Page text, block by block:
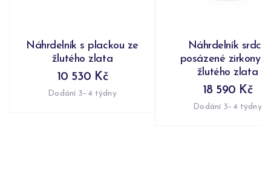
Náhrdelník s plackou ze
žlutého zlata
10 530 Kč
Dodání 3–4 týdny
Náhrdelník srdce
posázené zirkony
žlutého zlata
18 590 Kč
Dodání 3–4 týdny